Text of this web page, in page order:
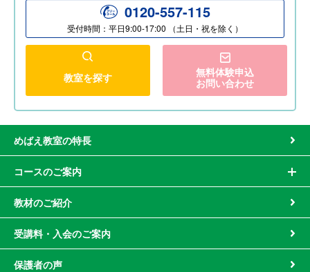
0120-557-115
受付時間：平日9:00-17:00 （土日・祝を除く）
教室を探す
無料体験申込
お問い合わせ
めばえ教室の特長
コースのご案内
教材のご紹介
受講料・入会のご案内
保護者の声